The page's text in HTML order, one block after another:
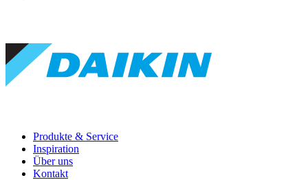
Produkte & Service
Inspiration
Über uns
Kontakt